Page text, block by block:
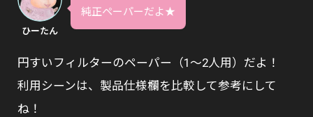
ひーたん
純正ペーパーだよ★
円すいフィルターのペーパー（1〜2人用）だよ！
利用シーンは、製品仕様欄を比較して参考にして
ね！